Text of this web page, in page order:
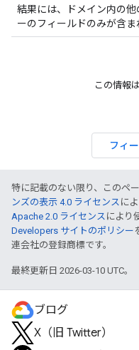
結果には、ドメイン内の
ーのフィールドのみが含ま
この情報
フィ
特に記載のない限り、このペ
ンズの表示 4.0 ライセンス に
Apache 2.0 ライセンス により
Developers サイトのポリシー
連会社の登録商標です。
最終更新日 2026-03-10 UTC。
ブログ
X（旧 Twitter）